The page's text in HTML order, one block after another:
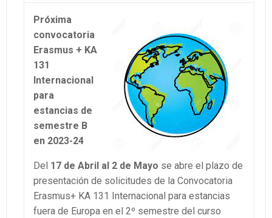
Próxima
convocatoria
Erasmus + KA
131
Internacional
para
estancias de
semestre B
en 2023-24
Del 17 de Abril al 2 de Mayo se abre el plazo de
presentación de solicitudes de la Convocatoria
Erasmus+ KA 131 Internacional para estancias
fuera de Europa en el 2º semestre del curso